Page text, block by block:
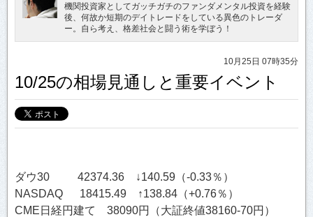
機関投資家としてガッチガチのファンダメンタル投資を経験
後、何故か短期のデイトレードをしている異色のトレーダ
ー。自ら考え、格差社会と闘う術を学ぼう！
10月25日 07時35分
10/25の相場見通しと重要イベント
ダウ30 42374.36 ↓140.59（-0.33％）
NASDAQ 18415.49 ↑138.84（+0.76％）
CME日経円建て 38090円（大証終値38160-70円）